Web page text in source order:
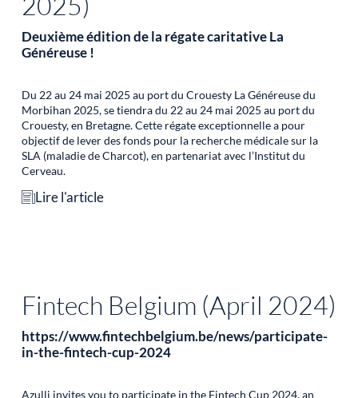
Deuxième édition de la régate caritative La
Généreuse !
Du 22 au 24 mai 2025 au port du Crouesty La Généreuse du
Morbihan 2025, se tiendra du 22 au 24 mai 2025 au port du
Crouesty, en Bretagne. Cette régate exceptionnelle a pour
objectif de lever des fonds pour la recherche médicale sur la
SLA (maladie de Charcot), en partenariat avec l’Institut du
Cerveau.
Lire l'article
Fintech Belgium (April 2024)
https://www.fintechbelgium.be/news/participate-
in-the-fintech-cup-2024
Azulli invites you to participate in the Fintech Cup 2024, an